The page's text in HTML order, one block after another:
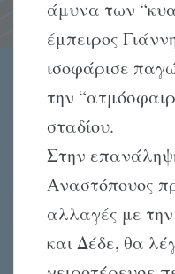
άμυνα των
έμπειρος
ισοφάρισε
την
σταδίου.
Στην
Aναστόπουος
αλλαγές με
και Δέδε, θα